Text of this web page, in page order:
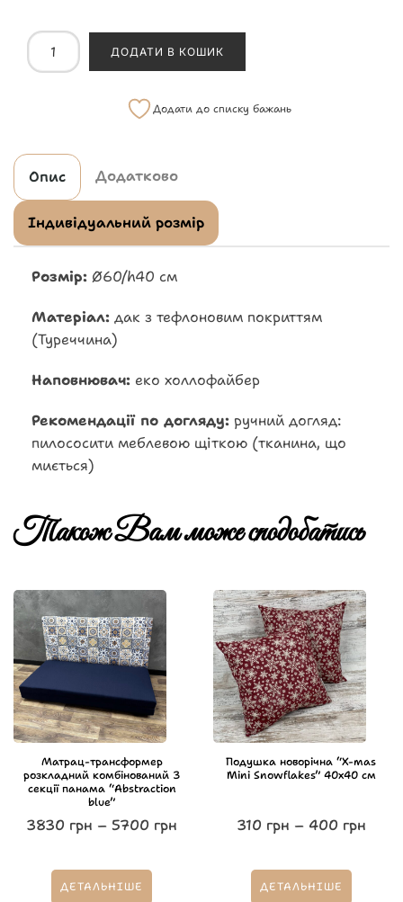
ДОДАТИ В КОШИК
Додати до списку бажань
Опис Додатково
Індивідуальний розмір
Розмір: Ø60/h40 см
Матеріал: дак з тефлоновим покриттям
(Туреччина)
Наповнювач: еко холлофайбер
Рекомендації по догляду: ручний догляд:
пилососити меблевою щіткою (тканина, що
миється)
Також Вам може сподобатись
Матрац-трансформер
розкладний комбінований 3
секції панама “Abstraction
blue”
3830 грн – 5700 грн
ДЕТАЛЬНІШЕ
Подушка новорічна “X-mas
Mini Snowflakes” 40х40 см
310 грн – 400 грн
ДЕТАЛЬНІШЕ